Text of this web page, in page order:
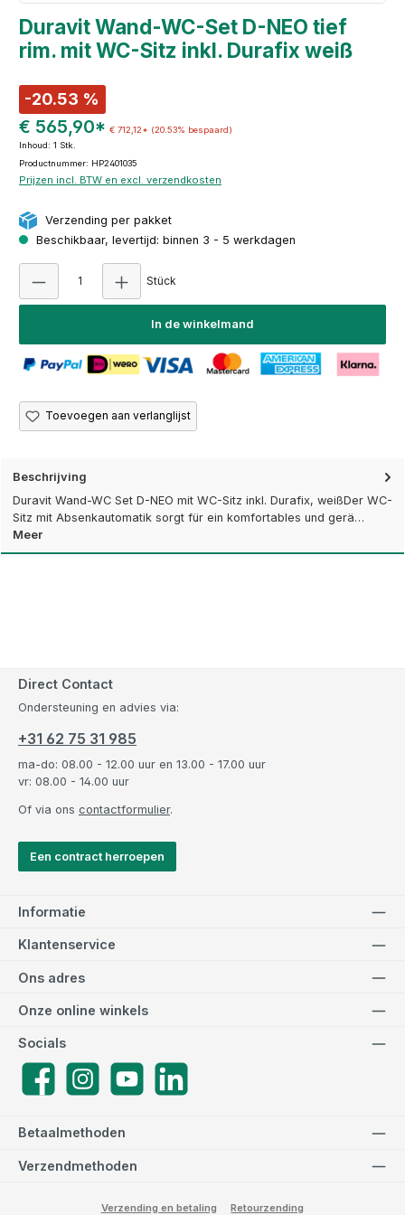
Duravit Wand-WC-Set D-NEO tief
rim. mit WC-Sitz inkl. Durafix weiß
-20.53 %
€ 565,90* € 712,12* (20.53% bespaard)
Inhoud: 1 Stk.
Productnummer: HP2401035
Prijzen incl. BTW en excl. verzendkosten
Verzending per pakket
Beschikbaar, levertijd: binnen 3 - 5 werkdagen
Stück
In de winkelmand
Toevoegen aan verlanglijst
Beschrijving
Duravit Wand-WC Set D-NEO mit WC-Sitz inkl. Durafix, weißDer WC-
Sitz mit Absenkautomatik sorgt für ein komfortables und gerä…
Meer
Direct Contact
Ondersteuning en advies via:
+31 62 75 31 985
ma-do: 08.00 - 12.00 uur en 13.00 - 17.00 uur
vr: 08.00 - 14.00 uur
Of via ons contactformulier.
Een contract herroepen
Informatie
Klantenservice
Betaalmethoden
Verzendmethoden
Ons adres
Socials
FacebookInstagramYouTube
Onze online winkels
Verzending en betaling Retourzending